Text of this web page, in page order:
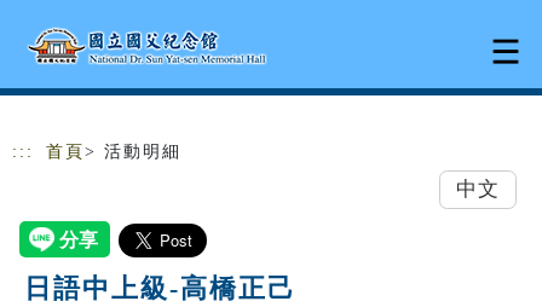
::: 首頁 > 活動明細
中文
日語中上級-高橋正己